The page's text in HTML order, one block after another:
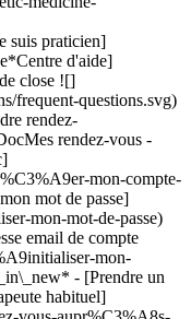
suis praticien]
d'aide]
close ![]
frequent-questions.svg)
rendez-
rendez-vous -
mon-compte-
mot de passe]
mon-mot-de-passe)
email de compte
mon-
- [Prendre un
habituel]